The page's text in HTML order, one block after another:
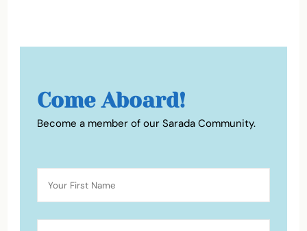
Come Aboard!
Become a member of our Sarada Community.